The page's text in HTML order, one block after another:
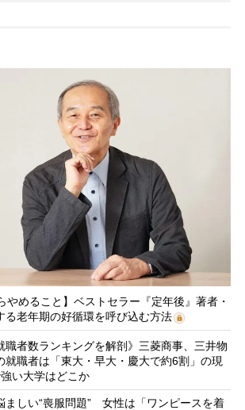
やめること】ベストセラー『定年後』著者・
る老年期の好循環を呼び込む方法
職者数ランキングを解剖》三菱商事、三井物
就職者は「東大・早大・慶大で約6割」の現
い大学はどこか
ましい“喪服問題” 女性は「ワンピースを着